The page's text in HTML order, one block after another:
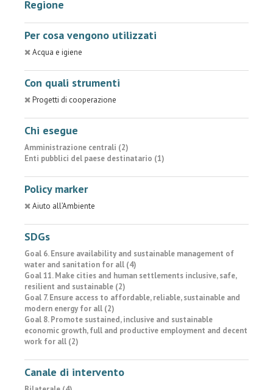
Regione
Per cosa vengono utilizzati
Acqua e igiene
Con quali strumenti
Progetti di cooperazione
Chi esegue
Amministrazione centrali (2)
Enti pubblici del paese destinatario (1)
Policy marker
Aiuto all’Ambiente
SDGs
Goal 6. Ensure availability and sustainable management of
water and sanitation for all (4)
Goal 11. Make cities and human settlements inclusive, safe,
resilient and sustainable (2)
Goal 7. Ensure access to affordable, reliable, sustainable and
modern energy for all (2)
Goal 8. Promote sustained, inclusive and sustainable
economic growth, full and productive employment and decent
work for all (2)
Canale di intervento